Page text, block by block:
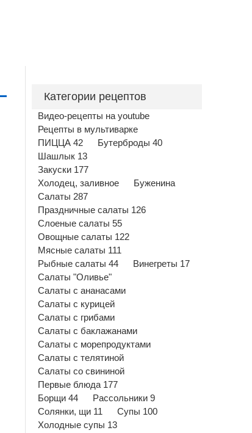
Категории рецептов
Видео-рецепты на youtube
Рецепты в мультиварке
ПИЦЦА 42
Бутерброды 40
Шашлык 13
Закуски 177
Холодец, заливное
Буженина
Салаты 287
Праздничные салаты 126
Слоеные салаты 55
Овощные салаты 122
Мясные салаты 111
Рыбные салаты 44
Винегреты 17
Салаты "Оливье"
Салаты с ананасами
Салаты с курицей
Салаты с грибами
Салаты с баклажанами
Салаты с морепродуктами
Салаты с телятиной
Салаты со свининой
Первые блюда 177
Борщи 44
Рассольники 9
Солянки, щи 11
Супы 100
Холодные супы 13